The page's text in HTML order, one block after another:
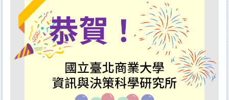
榮譽榜單
關於本所
師資陣容
碩士在職專班課程